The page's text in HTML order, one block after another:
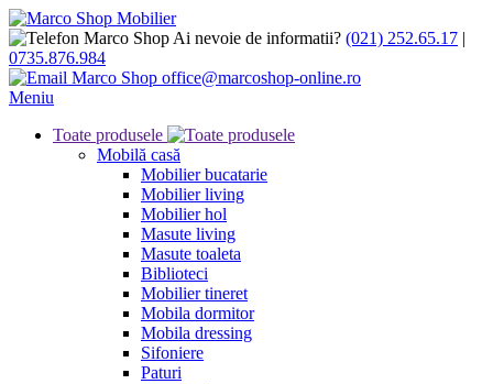
Ai nevoie de informatii? (021) 252.65.17 |
0735.876.984
office@marcoshop-online.ro
Meniu
Toate produsele
Mobilă casă
Mobilier bucatarie
Mobilier living
Mobilier hol
Masute living
Masute toaleta
Biblioteci
Mobilier tineret
Mobila dormitor
Mobila dressing
Sifoniere
Paturi